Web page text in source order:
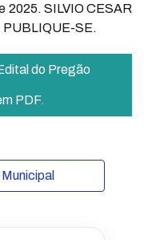
2025. SILVIO CESAR
PUBLIQUE-SE.
do Pregão
PDF.